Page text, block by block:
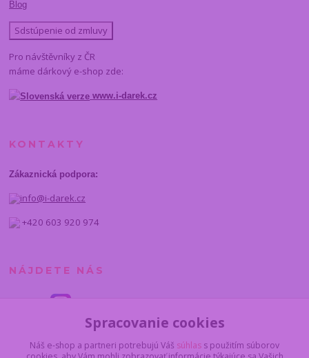
Blog
Sdstúpenie od zmluvy
Pro návštěvníky z ČR
máme dárkový e-shop zde:
www.i-darek.cz
KONTAKTY
Zákaznická podpora:
info@i-darek.cz
+420 603 920 974
NÁJDETE NÁS
Spracovanie cookies
Náš e-shop a partneri potrebujú Váš súhlas s použitím súborov